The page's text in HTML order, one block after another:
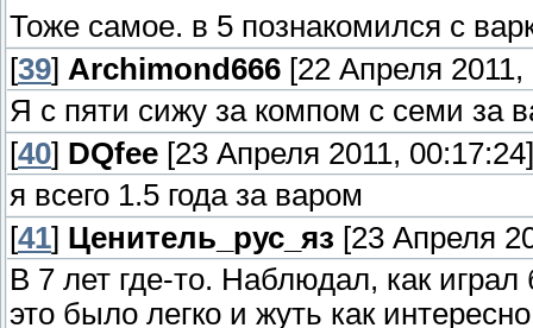
Тоже самое. в 5 познакомился с
[39] Archimond666 [22 Апреля
Я с пяти сижу за компом с семи за
[40] DQfee [23 Апреля 2011, 00:17:24]
я всего 1.5 года за варом
[41] Ценитель_рус_яз [23 Апреля
В 7 лет где-то. Наблюдал, как
это было легко и жуть как